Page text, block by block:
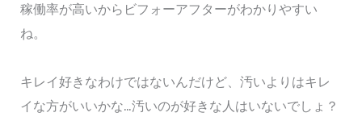
稼働率が高いからビフォーアフターがわかりやすい
ね。
キレイ好きなわけではないんだけど、汚いよりはキレ
イな方がいいかな…汚いのが好きな人はいないでしょ？